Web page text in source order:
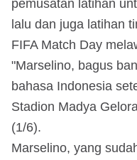
pemusatan latihan
lalu dan juga latihan
FIFA Match Day
"Marselino, bagus
bahasa Indonesia
Stadion Madya
(1/6).
Marselino, yang